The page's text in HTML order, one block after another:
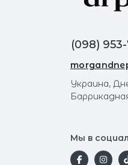
(098)
Украина,
Мы в